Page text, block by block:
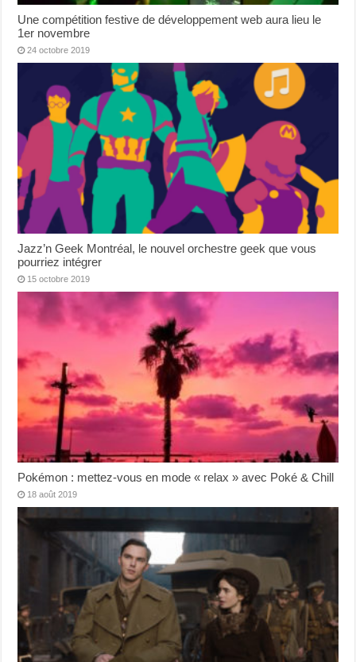
Une compétition festive de développement web aura lieu le
1er novembre
24 octobre 2019
Jazz’n Geek Montréal, le nouvel orchestre geek que vous
pourriez intégrer
15 octobre 2019
Pokémon : mettez-vous en mode « relax » avec Poké & Chill
18 août 2019